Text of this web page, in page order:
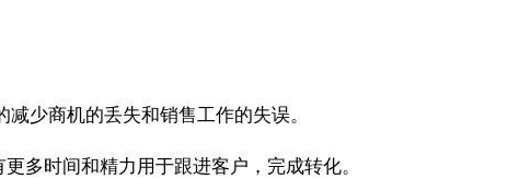
少商机的丢失和销售工作的失误。
多时间和精力用于跟进客户，完成转化。